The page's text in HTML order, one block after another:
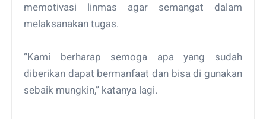
memotivasi linmas agar semangat dalam
melaksanakan tugas.
“Kami berharap semoga apa yang sudah
diberikan dapat bermanfaat dan bisa di gunakan
sebaik mungkin,” katanya lagi.